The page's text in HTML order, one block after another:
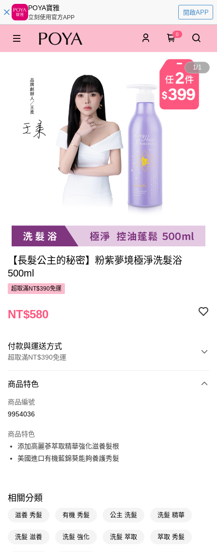
POYA寶雅
立刻使用官方APP
開啟APP
0
1/1
【長髮公主的秘密】粉紫夢境極淨洗髮浴
500ml
超取滿NT$390免運
NT$580
付款與運送方式
超取滿NT$390免運
POYA支付
信用卡一次付款
LINE Pay
Apple Pay
悠遊付
Google Pay
AFTEE先享後付
商品特色
商品編號
9954036
商品特色
添加高麗蔘萃取精華強化滋養髮根
美國進口有機藍錦葵能夠養護秀髮
相關分類
滋養 秀髮 有機 秀髮 公主 洗髮 洗髮 精華
洗髮 滋養 洗髮 強化 洗髮 萃取 萃取 秀髮